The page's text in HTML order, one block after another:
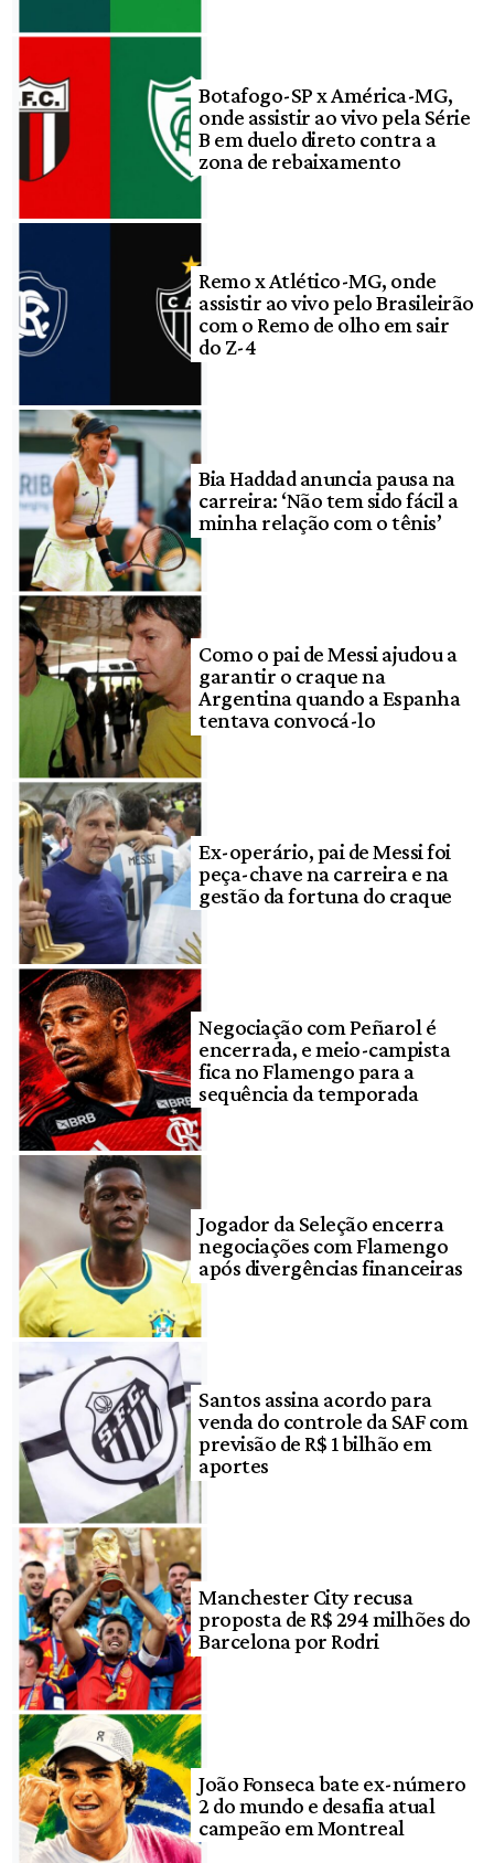
Botafogo-SP x América-MG,
onde assistir ao vivo pela Série
B em duelo direto contra a
zona de rebaixamento
Remo x Atlético-MG, onde
assistir ao vivo pelo Brasileirão
com o Remo de olho em sair
do Z-4
Bia Haddad anuncia pausa na
carreira: ‘Não tem sido fácil a
minha relação com o tênis’
Como o pai de Messi ajudou a
garantir o craque na
Argentina quando a Espanha
tentava convocá-lo
Ex-operário, pai de Messi foi
peça-chave na carreira e na
gestão da fortuna do craque
Negociação com Peñarol é
encerrada, e meio-campista
fica no Flamengo para a
sequência da temporada
Jogador da Seleção encerra
negociações com Flamengo
após divergências financeiras
Santos assina acordo para
venda do controle da SAF com
previsão de R$ 1 bilhão em
aportes
Manchester City recusa
proposta de R$ 294 milhões do
Barcelona por Rodri
João Fonseca bate ex-número
2 do mundo e desafia atual
campeão em Montreal